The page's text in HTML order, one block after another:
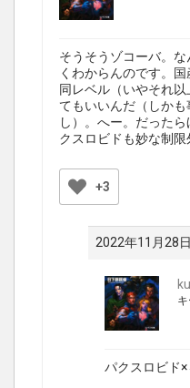
そうそうゾコーバ。
くわからんのです。
同レベル（いやそれ
てもいいんだ（しか
し）。へー。だった
クスロビドも妙な制限
+3
2022年11月28
パクスロビド